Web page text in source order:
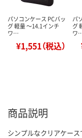
パソコンケース PCバッ
グ 軽量 ～14.1インチ
ワ…
¥1,551（税込）
パ
グ
ワ
商品説明
シンプルなクリアケー